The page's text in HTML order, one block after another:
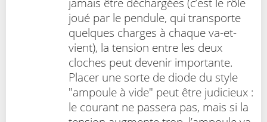
joué par le pendule, qui transporte
quelques charges à chaque va-et-
vient), la tension entre les deux
cloches peut devenir importante.
Placer une sorte de diode du style
"ampoule à vide" peut être judicieux :
le courant ne passera pas, mais si la